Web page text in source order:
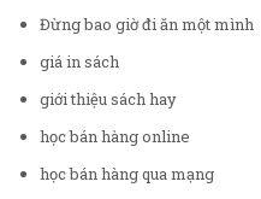
Đừng bao giờ đi ăn một mình
giá in sách
giới thiệu sách hay
học bán hàng online
học bán hàng qua mạng